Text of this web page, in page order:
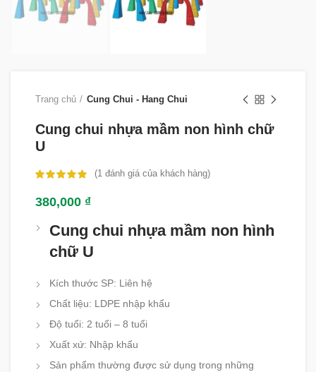
Trang chủ Cung Chui - Hang Chui
Cung chui nhựa mầm non hình chữ
U
(1 đánh giá của khách hàng)
380,000 ₫
Cung chui nhựa mầm non hình
chữ U
Kích thước SP: Liên hệ
Chất liệu: LDPE nhập khẩu
Độ tuổi: 2 tuổi – 8 tuổi
Xuất xứ: Nhập khẩu
Sản phẩm thường được sử dụng trong những